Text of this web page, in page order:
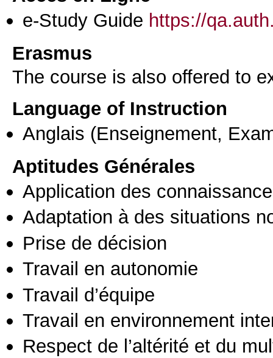
e-Study Guide https://
Erasmus
The course is also offered to
Language of Instruction
Anglais (Enseignement,
Aptitudes Générales
Application des
Adaptation à des situations
Prise de décision
Travail en autonomie
Travail d’équipe
Travail en environnement
Respect de l’altérité et du